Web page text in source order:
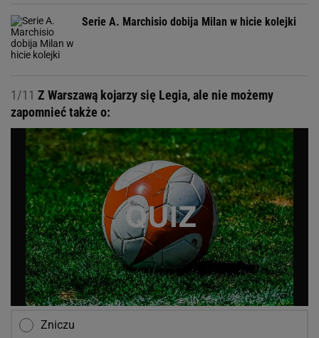
Serie A. Marchisio dobija Milan w hicie kolejki
1/11 Z Warszawą kojarzy się Legia, ale nie możemy
zapomnieć także o:
Zniczu